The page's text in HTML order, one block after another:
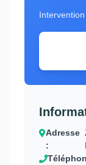
Adresse
: